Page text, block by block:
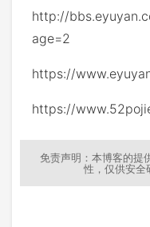
http://
age=2
https://
https://
免责声明：本博客的提
性，仅供安全